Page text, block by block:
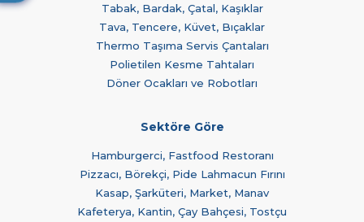
Tabak, Bardak, Çatal, Kaşıklar
Tava, Tencere, Küvet, Bıçaklar
Thermo Taşıma Servis Çantaları
Polietilen Kesme Tahtaları
Döner Ocakları ve Robotları
Sektöre Göre
Hamburgerci, Fastfood Restoranı
Pizzacı, Börekçi, Pide Lahmacun Fırını
Kasap, Şarküteri, Market, Manav
Kafeterya, Kantin, Çay Bahçesi, Tostçu